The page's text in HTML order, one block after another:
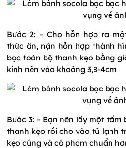
Bước 2: – Cho hỗn hợp ra
thức ăn, nặn hỗn hợp thành
bọc toàn bộ thanh kẹo bằng
kính nên vào khoảng 3,8-4cm
Bước 3: – Bạn nên lấy một
thanh kẹo rồi cho vào tủ lạnh
kẹo cứng và có phom chuẩn